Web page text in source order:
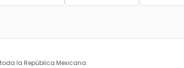
la República Mexicana.